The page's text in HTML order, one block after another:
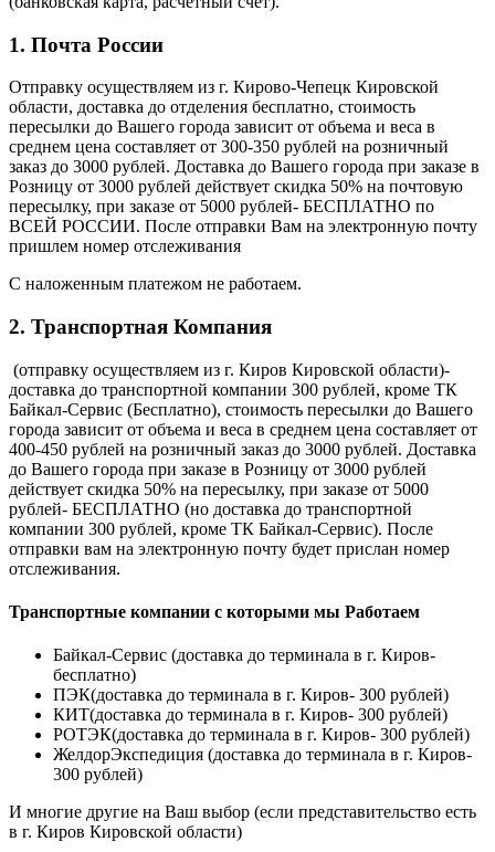
1. Почта России
Отправку осуществляем из г. Кирово-Чепецк Кировской
области, доставка до отделения бесплатно, стоимость
пересылки до Вашего города зависит от объема и веса в
среднем цена составляет от 300-350 рублей на розничный
заказ до 3000 рублей. Доставка до Вашего города при заказе в
Розницу от 3000 рублей действует скидка 50% на почтовую
пересылку, при заказе от 5000 рублей- БЕСПЛАТНО по
ВСЕЙ РОССИИ. После отправки Вам на электронную почту
пришлем номер отслеживания
С наложенным платежом не работаем.
2. Транспортная Компания
(отправку осуществляем из г. Киров Кировской области)-
доставка до транспортной компании 300 рублей, кроме ТК
Байкал-Сервис (Бесплатно), стоимость пересылки до Вашего
города зависит от объема и веса в среднем цена составляет от
400-450 рублей на розничный заказ до 3000 рублей. Доставка
до Вашего города при заказе в Розницу от 3000 рублей
действует скидка 50% на пересылку, при заказе от 5000
рублей- БЕСПЛАТНО (но доставка до транспортной
компании 300 рублей, кроме ТК Байкал-Сервис). После
отправки вам на электронную почту будет прислан номер
отслеживания.
Транспортные компании с которыми мы Работаем
Байкал-Сервис (доставка до терминала в г. Киров-
бесплатно)
ПЭК(доставка до терминала в г. Киров- 300 рублей)
КИТ(доставка до терминала в г. Киров- 300 рублей)
РОТЭК(доставка до терминала в г. Киров- 300 рублей)
ЖелдорЭкспедиция (доставка до терминала в г. Киров-
300 рублей)
И многие другие на Ваш выбор (если представительство есть
в г. Киров Кировской области)